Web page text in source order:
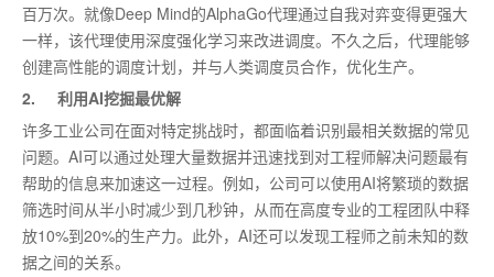
百万次。就像Deep Mind的AlphaGo代理通过自我对弈变得更强大
一样，该代理使用深度强化学习来改进调度。不久之后，代理能够
创建高性能的调度计划，并与人类调度员合作，优化生产。
2. 利用AI挖掘最优解
许多工业公司在面对特定挑战时，都面临着识别最相关数据的常见
问题。AI可以通过处理大量数据并迅速找到对工程师解决问题最有
帮助的信息来加速这一过程。例如，公司可以使用AI将繁琐的数据
筛选时间从半小时减少到几秒钟，从而在高度专业的工程团队中释
放10%到20%的生产力。此外，AI还可以发现工程师之前未知的数
据之间的关系。